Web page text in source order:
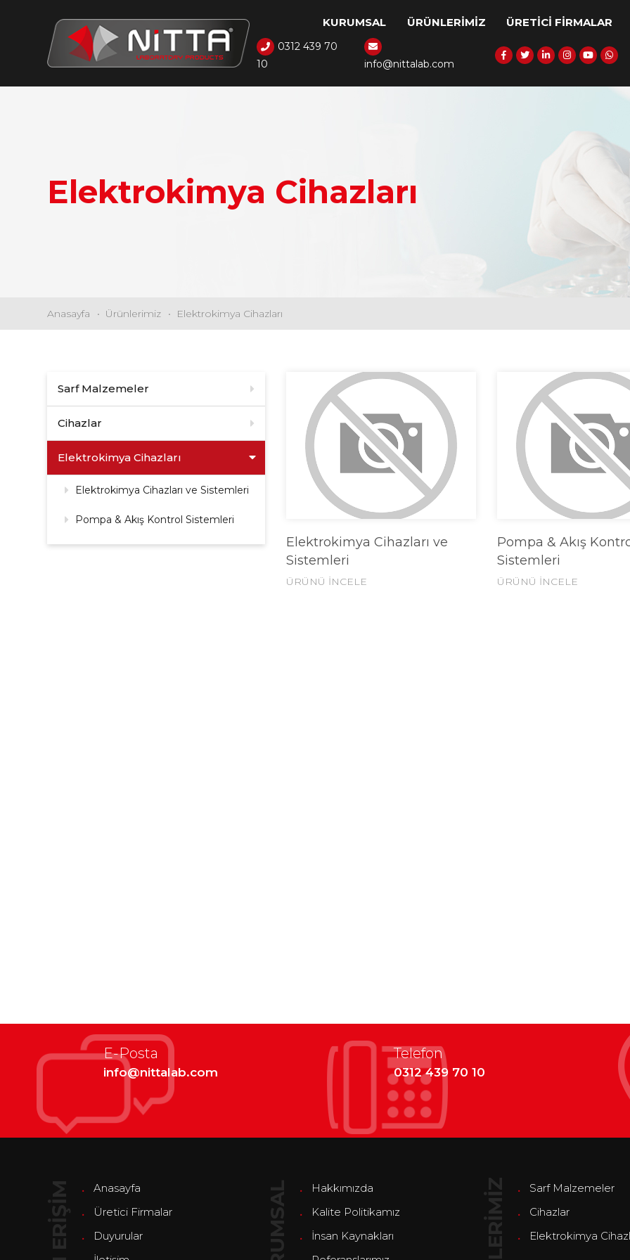
KURUMSAL ÜRÜNLERİMİZ ÜRETİCİ FİRMALAR
0312 439 70
10
info@nittalab.com
Elektrokimya Cihazları
Anasayfa Ürünlerimiz Elektrokimya Cihazları
Sarf Malzemeler
Cihazlar
Elektrokimya Cihazları
Elektrokimya Cihazları ve Sistemleri
Pompa & Akış Kontrol Sistemleri
Elektrokimya Cihazları ve
Sistemleri
ÜRÜNÜ İNCELE
Pompa & Akış
Sistemleri
ÜRÜNÜ İNCELE
E-Posta
info@nittalab.com
Telefon
0312 439 70 10
Anasayfa
Üretici Firmalar
Duyurular
Hakkımızda
Kalite Politikamız
İnsan Kaynakları
Sarf Malzemeler
Cihazlar
Elektrokimya